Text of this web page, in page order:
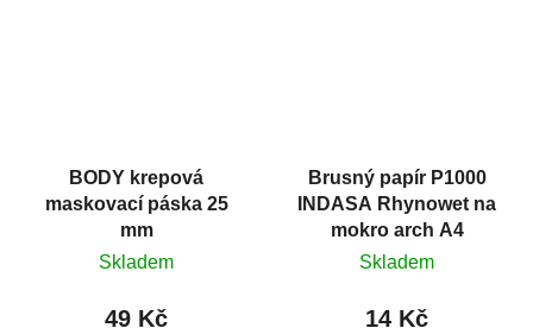
BODY krepová
maskovací páska 25
mm
Skladem
49 Kč
Brusný papír P1000
INDASA Rhynowet na
mokro arch A4
Skladem
14 Kč